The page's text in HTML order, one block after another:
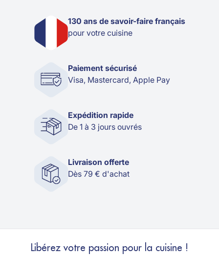
130 ans de savoir-faire français
pour votre cuisine
Paiement sécurisé
Visa, Mastercard, Apple Pay
Expédition rapide
De 1 à 3 jours ouvrés
Livraison offerte
Dès 79 € d'achat
Libérez votre passion pour la cuisine !